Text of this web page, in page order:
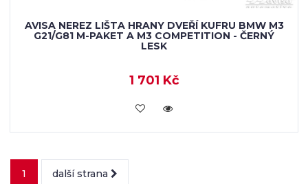
AVISA NEREZ LIŠTA HRANY DVEŘÍ KUFRU BMW M3
G21/G81 M-PAKET A M3 COMPETITION - ČERNÝ
LESK
1 701 Kč
VLOŽIT DO KOŠÍKU
1 další strana